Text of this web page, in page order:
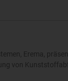
Erema,
von